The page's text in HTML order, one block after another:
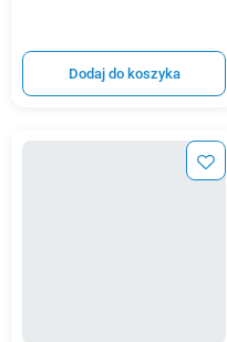
Dodaj do koszyka